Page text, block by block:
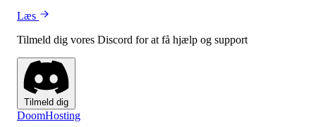
Læs
Tilmeld dig vores Discord for at få hjælp og support
Tilmeld dig
DoomHosting